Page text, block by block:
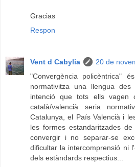
Gracias
Respon
Vent d Cabylia
20 de
"Convergència policèntrica"
normativitza una llengua
intenció que tots ells vagen
català/valencià seria
Catalunya, el País Valencià i
les formes estandaritzades
convergir i no separar-se
dificultar la intercomprensió ni
dels estàndards respectius...